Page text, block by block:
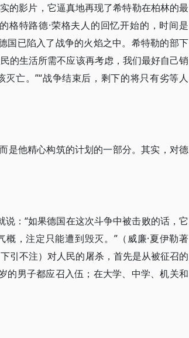
的影片，它逼真地再现了希特勒在柏林的最
格特路德·荣格夫人的回忆开始的，时间是
国已陷入了战争的火焰之中。希特勒的部下
的生活所需不应该再考虑，我们最好自己销
亡。”“战争结束后，剩下的将只有劣等人
是他精心构筑的计划的一部分。其实，对德
：“如果德国在这次斗争中被击败的话，它
，注定只能遭到毁灭。”（威廉·夏伊勒著
引不注）对人民的屠杀，首先是从被征召的
男子都应召入伍；在大学、中学、机关和